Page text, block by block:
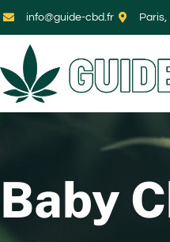
info@guide-cbd.fr Paris,
Baby